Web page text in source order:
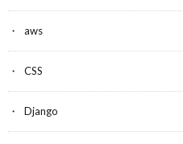
aws
CSS
Django